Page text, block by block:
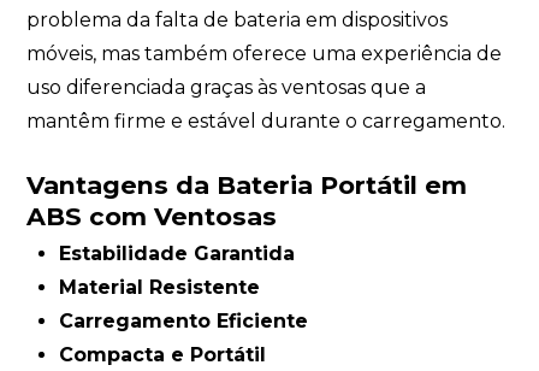
problema da falta de bateria em dispositivos
móveis, mas também oferece uma experiência de
uso diferenciada graças às ventosas que a
mantêm firme e estável durante o carregamento.
Vantagens da Bateria Portátil em
ABS com Ventosas
Estabilidade Garantida
Material Resistente
Carregamento Eficiente
Compacta e Portátil